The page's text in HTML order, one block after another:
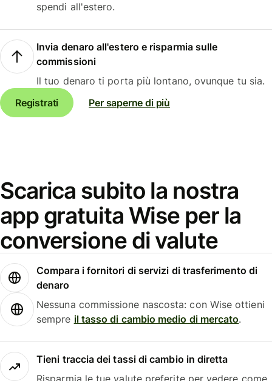
spendi all'estero.
Invia denaro all'estero e risparmia sulle
commissioni
Il tuo denaro ti porta più lontano, ovunque tu sia.
Registrati
Per saperne di più
Scarica subito la nostra
app gratuita Wise per la
conversione di valute
Compara i fornitori di servizi di trasferimento di
denaro
Nessuna commissione nascosta: con Wise ottieni
sempre il tasso di cambio medio di mercato.
Tieni traccia dei tassi di cambio in diretta
Risparmia le tue valute preferite per vedere come